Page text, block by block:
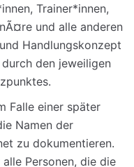
Trainer*innen,
und alle anderen
Handlungskonzept
den jeweiligen
Falle einer später
Namen der
zu dokumentieren.
Personen, die die